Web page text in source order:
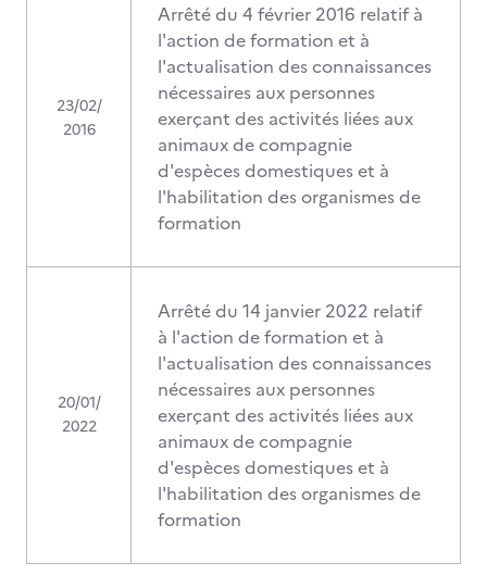
23/02/
2016
Arrêté du 4 février 2016 relatif à
l'action de formation et à
l'actualisation des connaissances
nécessaires aux personnes
exerçant des activités liées aux
animaux de compagnie
d'espèces domestiques et à
l'habilitation des organismes de
formation
20/01/
2022
Arrêté du 14 janvier 2022 relatif
à l'action de formation et à
l'actualisation des connaissances
nécessaires aux personnes
exerçant des activités liées aux
animaux de compagnie
d'espèces domestiques et à
l'habilitation des organismes de
formation